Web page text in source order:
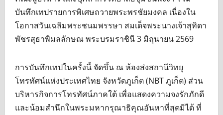
บันทึกเทปรายการพิเศษถวายพระพรชัยมงคล เนื่องใน
โอกาสวันเฉลิมพระชนมพรรษา สมเด็จพระนางเจ้าสุทิดา
พัชรสุธาพิมลลักษณ พระบรมราชินี 3 มิถุนายน 2569
การบันทึกเทปในครั้งนี้ จัดขึ้น ณ ห้องส่งสถานีวิทยุ
โทรทัศน์แห่งประเทศไทย จังหวัดภูเก็ต (NBT ภูเก็ต) ส่วน
บริหารกิจการโทรทัศน์ภาคใต้ เพื่อแสดงความจงรักภักดี
และน้อมสำนึกในพระมหากรุณาธิคุณอันหาที่สุดมิได้ ที่